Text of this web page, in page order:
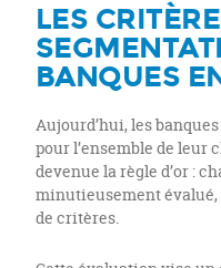
LES
BANQUES
Aujourd’hui, les
pour l’ensemble de leur
devenue la règle d’or :
minutieusement évalué,
de critères.